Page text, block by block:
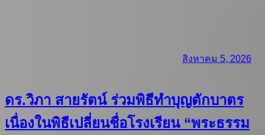
สิงหาคม 5, 2026
ดร.วิภา สายรัตน์ ร่วมพิธีทำบุญตักบาตร
เนื่องในพิธีเปลี่ยนชื่อโรงเรียน “พระธรรม